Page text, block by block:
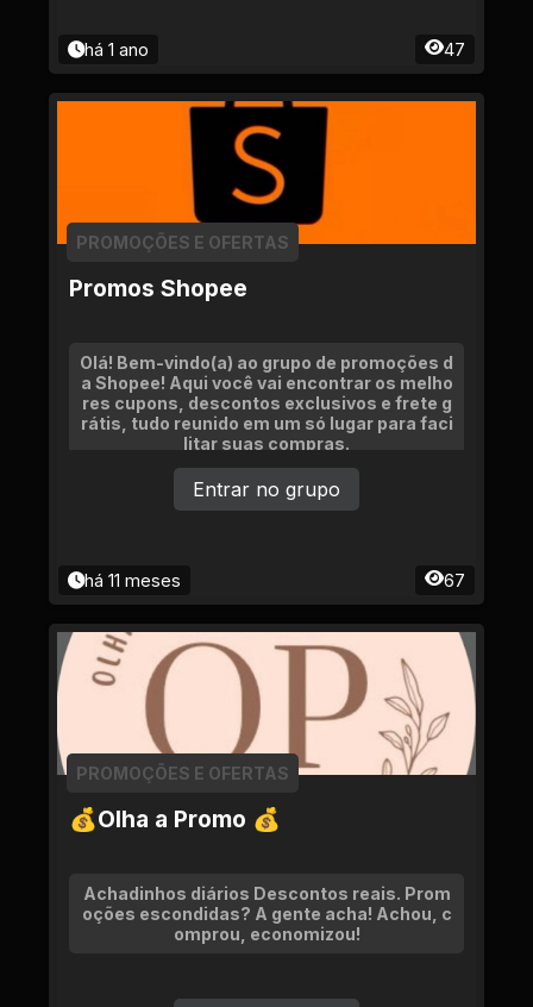
há 1 ano 47
Promos Shopee
PROMOÇÕES E OFERTAS
Olá! Bem-vindo(a) ao grupo de promoções d
a Shopee! Aqui você vai encontrar os melho
res cupons, descontos exclusivos e frete g
rátis, tudo reunido em um só lugar para faci
litar suas compras.
há 11 meses 67
Entrar no grupo
💰Olha a Promo 💰
PROMOÇÕES E OFERTAS
Achadinhos diários Descontos reais. Prom
oções escondidas? A gente acha! Achou, c
omprou, economizou!